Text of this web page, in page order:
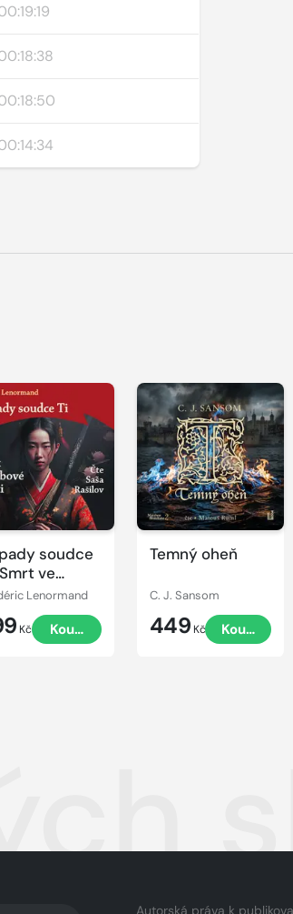
soudce
ve
čtvrti
Lenormand
Kč Koupit
Temný oheň
C. J. Sansom
449 Kč Koupit
Přehrát
ukázku
Autorská práva k